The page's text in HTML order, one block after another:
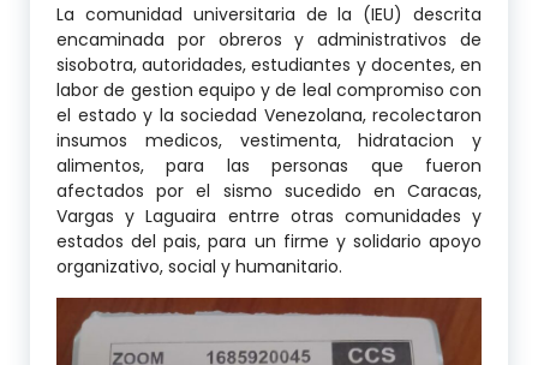
La comunidad universitaria de la (IEU) descrita
encaminada por obreros y administrativos de
sisobotra, autoridades, estudiantes y docentes, en
labor de gestion equipo y de leal compromiso con
el estado y la sociedad Venezolana, recolectaron
insumos medicos, vestimenta, hidratacion y
alimentos, para las personas que fueron
afectados por el sismo sucedido en Caracas,
Vargas y Laguaira entrre otras comunidades y
estados del pais, para un firme y solidario apoyo
organizativo, social y humanitario.